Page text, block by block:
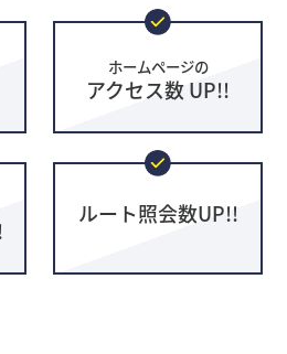
ホームページの
アクセス数 UP!!
ルート照会数UP!!